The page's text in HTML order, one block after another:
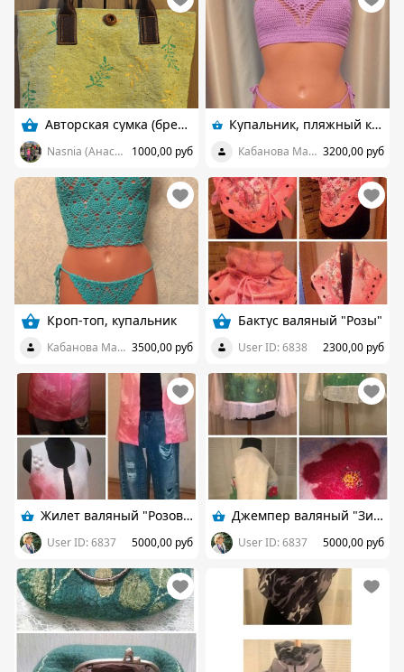
Авторская сумка (брезент)
Nasnia (Анастасия) 1000,00 руб
Купальник, пляжный комплект, кроп-топ!
Кабанова Майя 3200,00 руб
Кроп-топ, купальник
Кабанова Майя 3500,00 руб
Бактус валяный "Розы"
User ID: 6838 2300,00 руб
Жилет валяный "Розовый мрамор"
User ID: 6837 5000,00 руб
Джемпер валяный "Зимние маки"
User ID: 6837 5000,00 руб